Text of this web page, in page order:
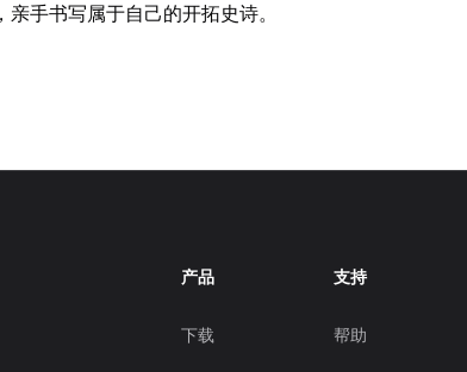
手书写属于自己的开拓史诗。
产品
下载
支持
帮助